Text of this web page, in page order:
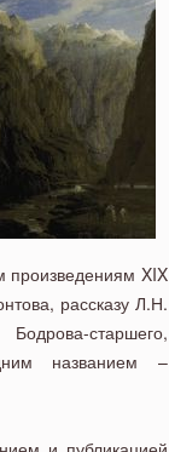
произведениям XIX
рассказу Л.Н.
старшего,
названием –